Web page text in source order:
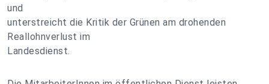
und
unterstreicht die Kritik der Grünen am drohenden
Reallohnverlust im
Landesdienst.